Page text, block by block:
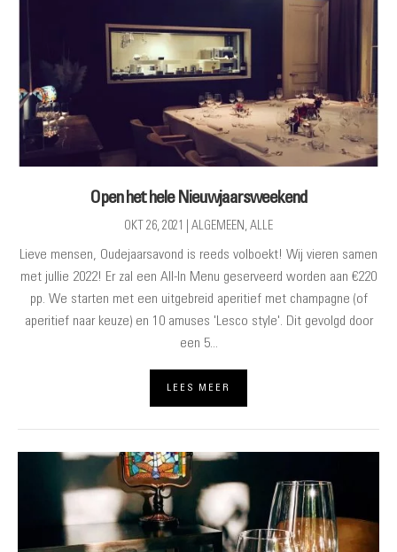
Open het hele Nieuwjaarsweekend
OKT 26, 2021 ALGEMEEN, ALLE
Lieve mensen, Oudejaarsavond is reeds volboekt! Wij vieren samen
met jullie 2022! Er zal een All-In Menu geserveerd worden aan €220
pp. We starten met een uitgebreid aperitief met champagne (of
aperitief naar keuze) en 10 amuses 'Lesco style'. Dit gevolgd door
een 5...
LEES MEER